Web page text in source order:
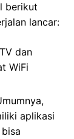
berikut
lancar:
dan
WiFi
aplikasi